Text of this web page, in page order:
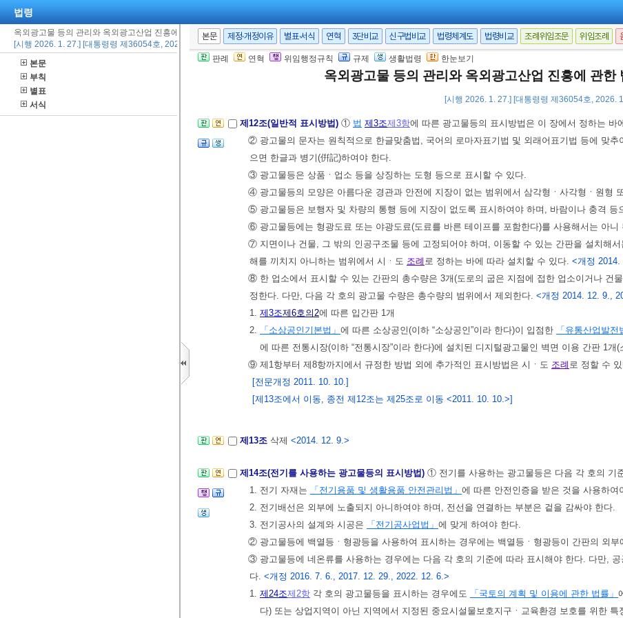
법령
옥외광고물 등의 관리와 옥외광고산업 진흥에 관한 법률 시행령
[시행 2026. 1. 27.] [대통령령 제36054호, 2026. 1. 27., 타법개정]
본문
부칙
별표
서식
본문 제정·개정이유 별표·서식 연혁 3단비교 신구법비교 법령체계도 법령비교 조례위임조문 위임조례
판례 연혁 위임행정규칙 규제 생활법령 한눈보기
옥외광고물 등의 관리와 옥외광고산업 진흥에 관한
[시행 2026. 1. 27.] [대통령령 제36054호, 2026.
제11조(광역단위 광고물에 대한 허가 등)법 제3조의2에 따른 공공시설물 이용 광고물의 허가
준용한다. 이 경우 “시장등”은 “시ㆍ도지사”로, “시ㆍ군ㆍ구 조례”는 “시ㆍ도 조례”로 본다.
[전문개정 2011. 10. 10.]
<신설 2011. 10. 10.>
제12조(일반적 표시방법) ① 법 제3조제3항에 따른 광고물등의 표시방법은 이 장에서 정하는 바
② 광고물의 문자는 원칙적으로 한글맞춤법, 국어의 로마자표기법 및 외래어표기법 등에 맞
으면 한글과 병기(倂記)하여야 한다.
③ 광고물등은 상품ㆍ업소 등을 상징하는 도형 등으로 표시할 수 있다.
④ 광고물등의 모양은 아름다운 경관과 안전에 지장이 없는 범위에서 삼각형ㆍ사각형ㆍ원형
⑤ 광고물등은 보행자 및 차량의 통행 등에 지장이 없도록 표시하여야 하며, 바람이나 충격 등
⑥ 광고물등에는 형광도료 또는 야광도료(도료를 바른 테이프를 포함한다)를 사용해서는 아니
⑦ 지면이나 건물, 그 밖의 인공구조물 등에 고정되어야 하며, 이동할 수 있는 간판을 설치해
해를 끼치지 아니하는 범위에서 시ㆍ도 조례 로 정하는 바에 따라 설치할 수 있다. <개정 2014.
⑧ 한 업소에서 표시할 수 있는 간판의 총수량은 3개(도로의 굽은 지점에 접한 업소이거나 건
정한다. 다만, 다음 각 호의 광고물 수량은 총수량의 범위에서 제외한다. <개정 2014. 12. 9.,
1. 제3조제6호의2에 따른 입간판 1개
2.
「소상공인기본법」 에 따른 소상공인(이하 “소상공인”이라 한다)이 입점한 「유통산업발전
에 따른 전통시장(이하 “전통시장”이라 한다)에 설치된 디지털광고물인 벽면 이용 간판 1
⑨ 제1항부터 제8항까지에서 규정한 방법 외에 추가적인 표시방법은 시ㆍ도 조례 로 정할 수
[전문개정 2011. 10. 10.]
[제13조에서 이동, 종전 제12조는 제25조로 이동 <2011. 10. 10.>]
제13조 삭제 <2014. 12. 9.>
제14조(전기를 사용하는 광고물등의 표시방법) ① 전기를 사용하는 광고물등은 다음 각 호의 기
1. 전기 자재는
「전기용품 및 생활용품 안전관리법」 에 따른 안전인증을 받은 것을 사용하여
2. 전기배선은 외부에 노출되지 아니하여야 하며, 전선을 연결하는 부분은 겉을 감싸야 한다.
3. 전기공사의 설계와 시공은
「전기공사업법」 에 맞게 하여야 한다.
② 광고물등에 백열등ㆍ형광등을 사용하여 표시하는 경우에는 백열등ㆍ형광등이 간판의 외
③ 광고물등에 네온류를 사용하는 경우에는 다음 각 호의 기준에 따라 표시해야 한다. 다만,
다. <개정 2016. 7. 6., 2017. 12. 29., 2022. 12. 6.>
1. 제24조제2항 각 호의 광고물등을 표시하는 경우에도 「국토의 계획 및 이용에 관한 법률」
다) 또는 상업지역이 아닌 지역에서 지정된 중요시설물보호지구ㆍ교육환경 보호를 위한